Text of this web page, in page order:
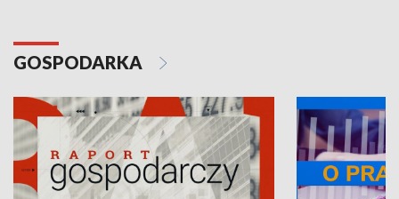
GOSPODARKA